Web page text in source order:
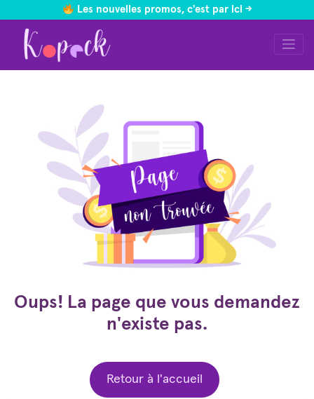
Les nouvelles promos, c'est par ici ->
Oups! La page que vous demandez
n'existe pas.
Retour à l'accueil